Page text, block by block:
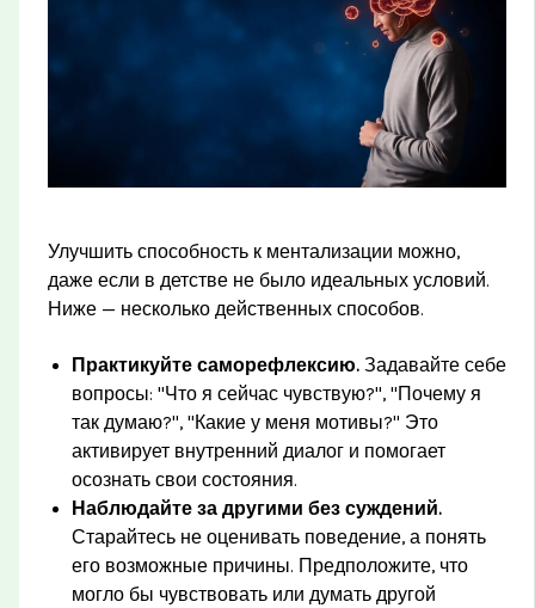
Улучшить способность к ментализации можно,
даже если в детстве не было идеальных условий.
Ниже — несколько действенных способов.
Практикуйте саморефлексию. Задавайте себе
вопросы: "Что я сейчас чувствую?", "Почему я
так думаю?", "Какие у меня мотивы?" Это
активирует внутренний диалог и помогает
осознать свои состояния.
Наблюдайте за другими без суждений.
Старайтесь не оценивать поведение, а понять
его возможные причины. Предположите, что
могло бы чувствовать или думать другой